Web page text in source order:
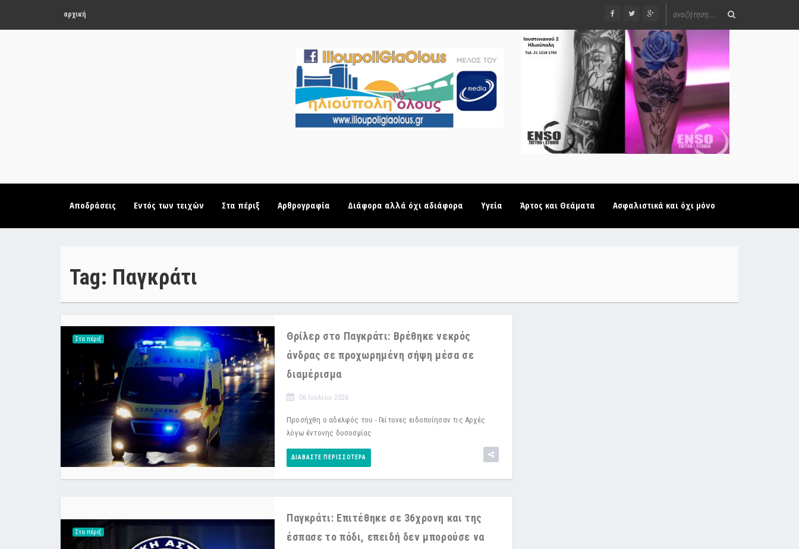
αρχική
Αποδράσεις Εντός των τειχών Στα πέριξ Αρθρογραφία Διάφορα αλλά όχι αδιάφορα Υγεία Άρτος και Θεάματα Ασφαλιστικά και όχι μόνο
Tag: Παγκράτι
Στα πέριξ
Θρίλερ στο Παγκράτι: Βρέθηκε νεκρός
άνδρας σε προχωρημένη σήψη μέσα σε
διαμέρισμα
06 Ιουλίου 2026
Προσήχθη ο αδελφός του - Γείτονες ειδοποίησαν τις Αρχές
λόγω έντονης δυσοσμίας
ΔΙΑΒΆΣΤΕ ΠΕΡΙΣΣΌΤΕΡΑ
Στα πέριξ
Παγκράτι: Επιτέθηκε σε 36χρονη και της
έσπασε το πόδι, επειδή δεν μπορούσε να